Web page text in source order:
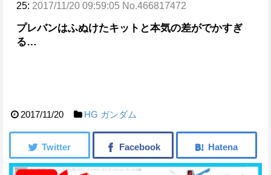
25: 2017/11/20 09:59:05 No.466817472
プレバンはふぬけたキットと本気の差がでかすぎ
る…
2017/11/20 HG ガンダム